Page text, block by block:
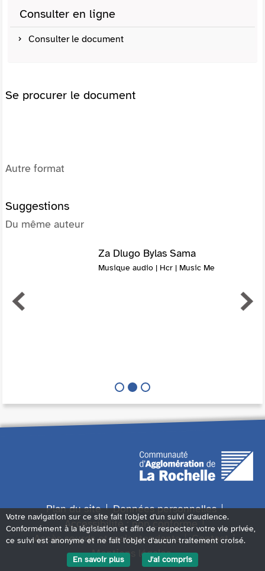
Consulter en ligne
Consulter le document
Se procurer le document
Autre format
Suggestions
Du même auteur
Za Dlugo Bylas Sama
Musique audio | Hcr | Music Me
Plan du site
Données personnelles
Accessibilité : non conforme
Accès sourds et malentendants
Contact
Mentions légales
Votre navigation sur ce site fait l'objet d'un suivi d'audience.
Conformément à la législation et afin de respecter votre vie privée,
ce suivi est anonyme et ne fait l'objet d'aucun traitement croisé.
En savoir plus
J'ai compris